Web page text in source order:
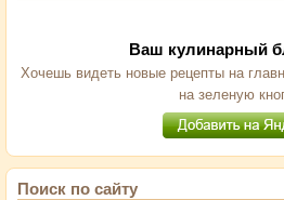
Ваш кулинарный
Хочешь видеть новые рецепты на
на зеленую
Поиск по сайту